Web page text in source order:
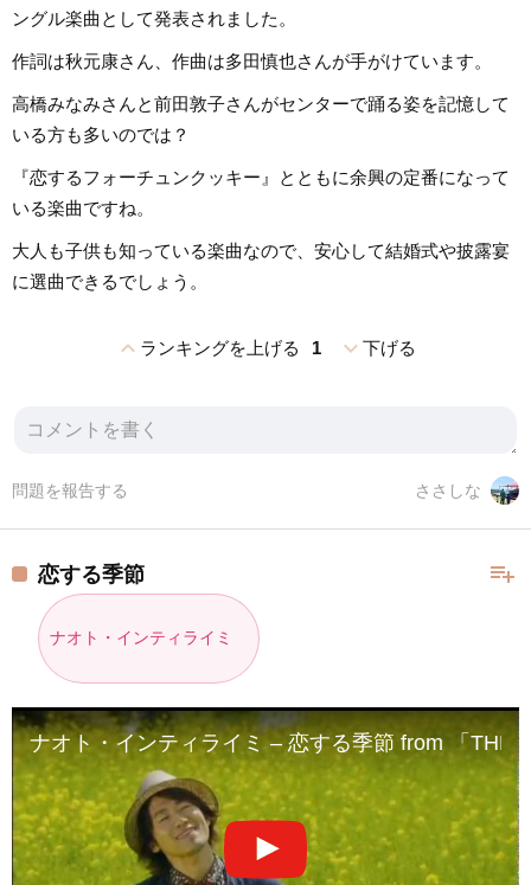
ングル楽曲として発表されました。
作詞は秋元康さん、作曲は多田慎也さんが手がけています。
高橋みなみさんと前田敦子さんがセンターで踊る姿を記憶して
いる方も多いのでは？
『恋するフォーチュンクッキー』とともに余興の定番になって
いる楽曲ですね。
大人も子供も知っている楽曲なので、安心して結婚式や披露宴
に選曲できるでしょう。
expand_lessランキングを上げる 1 expand_more下げる
ささしな
問題を報告する
playlist_add
恋する季節
ナオト・インティライミ
ナオト・インティライミ – 恋する季節 from 「THE